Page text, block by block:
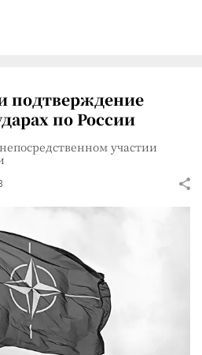
подтверждение
по России
участии